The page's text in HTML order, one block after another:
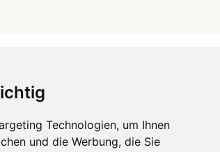
Technologien, um Ihnen
und die Werbung, die Sie
die-endverbraucher.com